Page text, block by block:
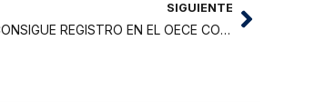
SIGUIENTE
“DR. ALENCAR” CONSIGUE REGISTRO EN EL OECE COMO CENTRO AUTORIZADO DE ARBITRAJE Y JPRD A NIVEL NACIONAL